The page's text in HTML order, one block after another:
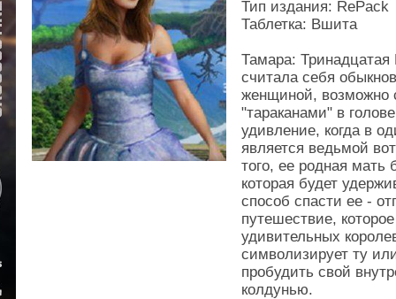
Тип издания: RePack
Таблетка: Вшита
Тамара:
считала себя
женщиной, возможно
"тараканами" в
удивление, когда в
является ведьмой
того, ее родная мать
которая будет
способ спасти ее -
путешествие,
удивительных
символизирует ту
пробудить свой
колдунью.